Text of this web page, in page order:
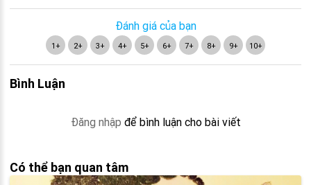
Đánh giá của bạn
1+ 2+ 3+ 4+ 5+ 6+ 7+ 8+ 9+ 10+
Bình Luận
Đăng nhập để bình luận cho bài viết
Có thể bạn quan tâm